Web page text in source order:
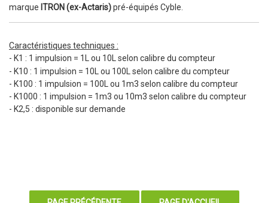
marque ITRON (ex-Actaris)pré-équipés Cyble.
Caractéristiques techniques :
- K1 : 1 impulsion = 1L ou 10L selon calibre du compteur
- K10 : 1 impulsion = 10L ou 100L selon calibre du compteur
- K100 : 1 impulsion = 100L ou 1m3 selon calibre du compteur
- K1000 : 1 impulsion = 1m3 ou 10m3 selon calibre du compteur
- K2,5 : disponible sur demande